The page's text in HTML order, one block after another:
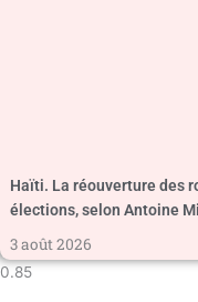
Haïti. La réouverture des
élections, selon Antoine
3 août 2026